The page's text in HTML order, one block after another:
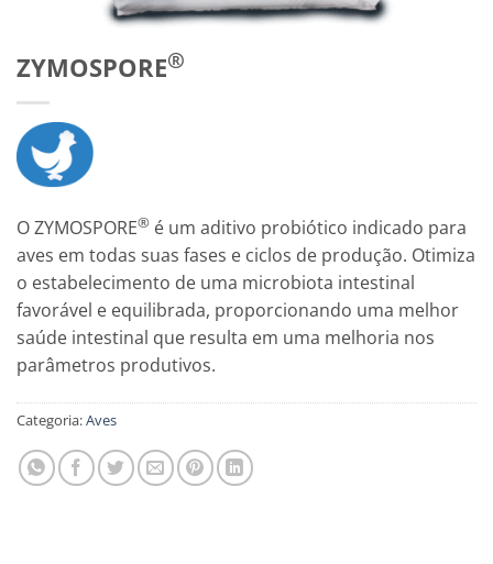
ZYMOSPORE®
O ZYMOSPORE® é um aditivo probiótico indicado para
aves em todas suas fases e ciclos de produção. Otimiza
o estabelecimento de uma microbiota intestinal
favorável e equilibrada, proporcionando uma melhor
saúde intestinal que resulta em uma melhoria nos
parâmetros produtivos.
Categoria:Aves